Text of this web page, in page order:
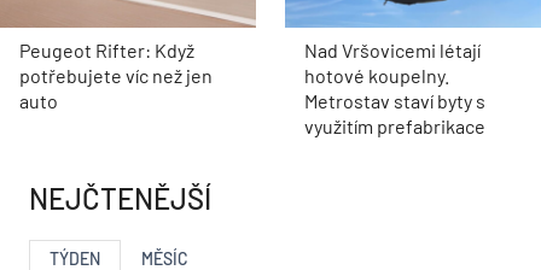
Peugeot Rifter: Když
potřebujete víc než jen
auto
Nad Vršovicemi létají
hotové koupelny.
Metrostav staví byty s
využitím prefabrikace
NEJČTENĚJŠÍ
TÝDEN MĚSÍC